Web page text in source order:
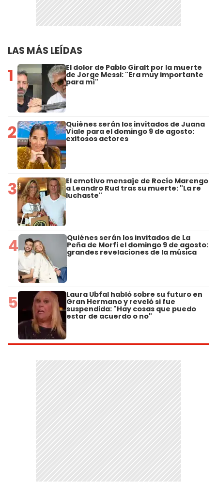
LAS MÁS LEÍDAS
1 El dolor de Pablo Giralt por la muerte
de Jorge Messi: "Era muy importante
para mí"
2 Quiénes serán los invitados de Juana
Viale para el domingo 9 de agosto:
exitosos actores
3 El emotivo mensaje de Rocío Marengo
a Leandro Rud tras su muerte: "La re
luchaste"
4 Quiénes serán los invitados de La
Peña de Morfi el domingo 9 de agosto:
grandes revelaciones de la música
5 Laura Ubfal habló sobre su futuro en
Gran Hermano y reveló si fue
suspendida: "Hay cosas que puedo
estar de acuerdo o no"